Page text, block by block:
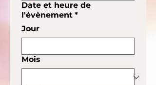
Date et heure de
l'évènement *
Jour
Mois